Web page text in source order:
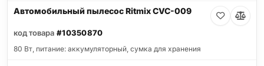
Автомобильный пылесос Ritmix CVC-009
код товара #10350870
80 Вт, питание: аккумуляторный, сумка для хранения